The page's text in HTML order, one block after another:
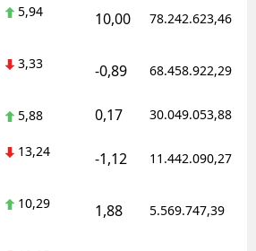
5,94 10,00 78.242.623,46
3,33 -0,89 68.458.922,29
5,88 0,17 30.049.053,88
13,24 -1,12 11.442.090,27
10,29 1,88 5.569.747,39